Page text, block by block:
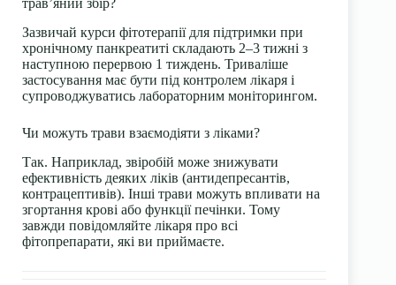
трав’яний збір?
Зазвичай курси фітотерапії для підтримки при
хронічному панкреатиті складають 2–3 тижні з
наступною перервою 1 тиждень. Триваліше
застосування має бути під контролем лікаря і
супроводжуватись лабораторним моніторингом.
Чи можуть трави взаємодіяти з ліками?
Так. Наприклад, звіробій може знижувати
ефективність деяких ліків (антидепресантів,
контрацептивів). Інші трави можуть впливати на
згортання крові або функції печінки. Тому
завжди повідомляйте лікаря про всі
фітопрепарати, які ви приймаєте.